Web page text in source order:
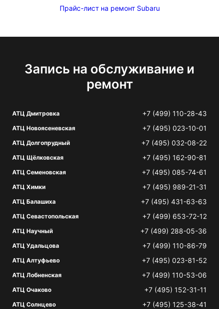
Прайс-лист на ремонт Subaru
Запись на обслуживание и
ремонт
АТЦ Дмитровка +7 (499) 110-28-43
АТЦ Новоясеневская +7 (495) 023-10-01
АТЦ Долгопрудный +7 (495) 032-08-22
АТЦ Щёлковская +7 (495) 162-90-81
АТЦ Семеновская +7 (495) 085-74-61
АТЦ Химки +7 (495) 989-21-31
АТЦ Балашиха +7 (495) 431-63-63
АТЦ Севастопольская +7 (499) 653-72-12
АТЦ Научный +7 (499) 288-05-36
АТЦ Удальцова +7 (499) 110-86-79
АТЦ Алтуфьево +7 (495) 023-81-52
АТЦ Лобненская +7 (499) 110-53-06
АТЦ Очаково +7 (495) 152-31-11
АТЦ Солнцево +7 (495) 125-38-41